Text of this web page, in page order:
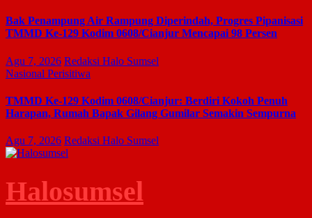
Bak Penampung Air Rampung Diperindah, Progres Pipanisasi
TMMD Ke-129 Kodim 0608/Cianjur Mencapai 98 Persen
Agu 7, 2026 Redaksi Halo Sumsel
Nasional Perisitiwa
TMMD Ke-129 Kodim 0608/Cianjur: Berdiri Kokoh Penuh
Harapan, Rumah Bapak Gilang Gumilar Semakin Sempurna
Agu 7, 2026 Redaksi Halo Sumsel
Halosumsel